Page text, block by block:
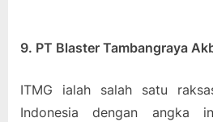
9. PT Blaster Tambangraya
ITMG ialah salah satu
Indonesia dengan angka